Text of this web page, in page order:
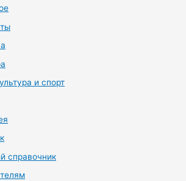
и спорт
справочник